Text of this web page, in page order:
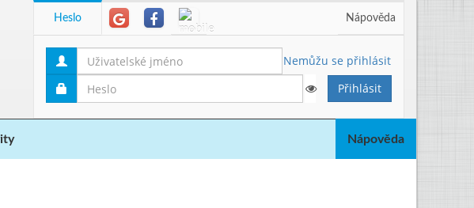
Heslo Nápověda
Nemůžu se přihlásit
Nápověda